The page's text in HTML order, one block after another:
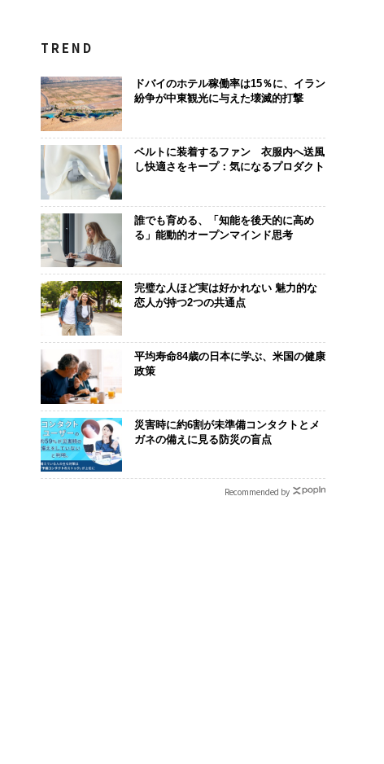
TREND
ドバイのホテル稼働率は15％に、イラン
紛争が中東観光に与えた壊滅的打撃
ベルトに装着するファン 衣服内へ送風
し快適さをキープ：気になるプロダクト
誰でも育める、「知能を後天的に高め
る」能動的オープンマインド思考
完璧な人ほど実は好かれない 魅力的な
恋人が持つ2つの共通点
平均寿命84歳の日本に学ぶ、米国の健康
政策
災害時に約6割が未準備コンタクトとメ
ガネの備えに見る防災の盲点
Recommended by